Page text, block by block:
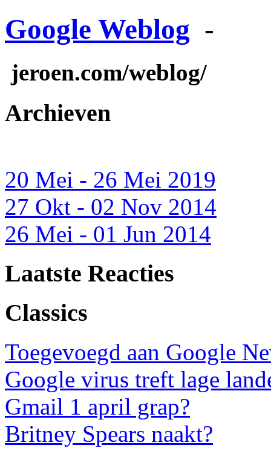
Google Weblog -
jeroen.com/weblog/
Archieven
20 Mei - 26 Mei 2019
27 Okt - 02 Nov 2014
26 Mei - 01 Jun 2014
Laatste Reacties
Classics
Toegevoegd aan Google
Google virus treft lage
Gmail 1 april grap?
Britney Spears naakt?